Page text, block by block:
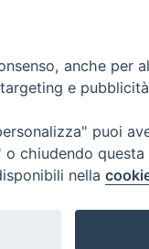
anche per
e
puoi
chiudendo
nella